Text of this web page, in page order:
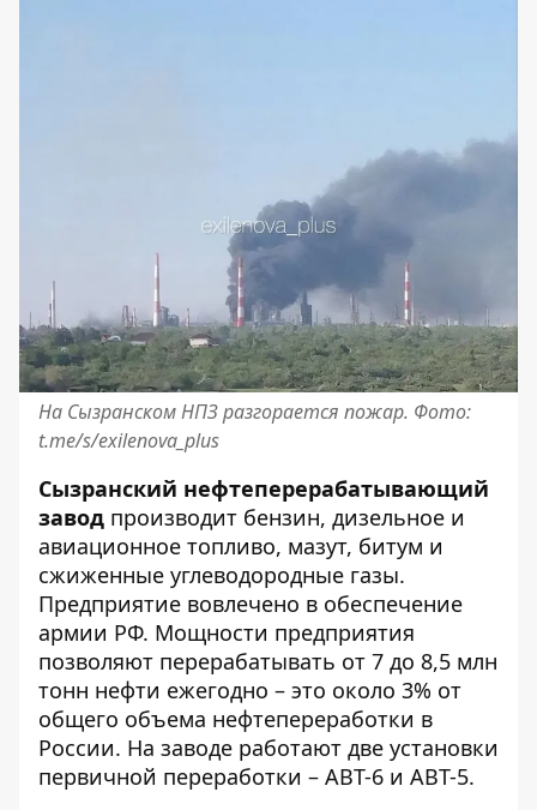
На Сызранском НПЗ разгорается пожар. Фото:
t.me/s/exilenova_plus
Сызранский нефтеперерабатывающий
завод производит бензин, дизельное и
авиационное топливо, мазут, битум и
сжиженные углеводородные газы.
Предприятие вовлечено в обеспечение
армии РФ. Мощности предприятия
позволяют перерабатывать от 7 до 8,5 млн
тонн нефти ежегодно – это около 3% от
общего объема нефтепереработки в
России. На заводе работают две установки
первичной переработки – АВТ-6 и АВТ-5.